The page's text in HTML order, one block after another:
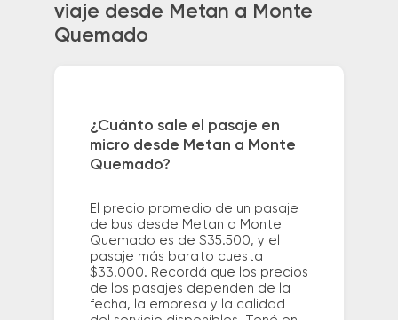
viaje desde Metan a Monte
Quemado
¿Cuánto sale el pasaje en
micro desde Metan a Monte
Quemado?
El precio promedio de un pasaje
de bus desde Metan a Monte
Quemado es de $35.500, y el
pasaje más barato cuesta
$33.000. Recordá que los precios
de los pasajes dependen de la
fecha, la empresa y la calidad